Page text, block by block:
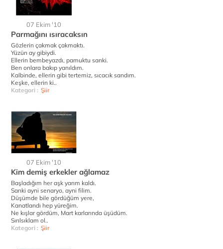
07 Ekim '10
Parmağını ısıracaksın
Gözlerin çakmak çakmaktı.
Yüzün ay gibiydi.
Ellerin bembeyazdı, pamuktu sanki.
Ben onlara bakıp yanıldım.
Kalbinde, ellerin gibi tertemiz, sıcacık sandım.
Keşke, ellerin ki..
Kategori : Şiir
07 Ekim '10
Kim demiş erkekler ağlamaz
Başladığım her aşk yarım kaldı.
Sanki ayni senaryo, ayni filim.
Düşümde bile gördüğüm yere,
Kanatlandı hep yüreğim.
Ne kışlar gördüm, Mart karlarında üşüdüm.
Sırılsıklam ol..
Kategori : Şiir